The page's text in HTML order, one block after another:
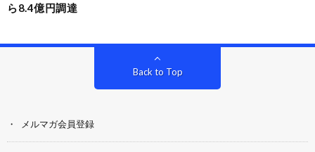
ら8.4億円調達
Back to Top
メルマガ会員登録